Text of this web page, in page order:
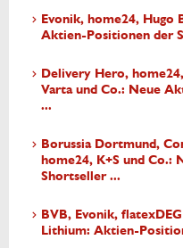
Evonik, home24, Hugo
Aktien-Positionen der
Delivery Hero,
Varta und Co.: Neue
...
Borussia Dortmund,
home24, K+S und Co.:
Shortseller ...
BVB, Evonik,
Lithium: Aktien-